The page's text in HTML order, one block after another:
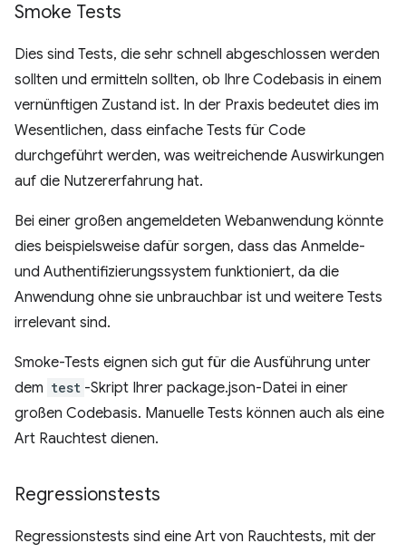
Smoke Tests
Dies sind Tests, die sehr schnell abgeschlossen werden
sollten und ermitteln sollten, ob Ihre Codebasis in einem
vernünftigen Zustand ist. In der Praxis bedeutet dies im
Wesentlichen, dass einfache Tests für Code
durchgeführt werden, was weitreichende Auswirkungen
auf die Nutzererfahrung hat.
Bei einer großen angemeldeten Webanwendung könnte
dies beispielsweise dafür sorgen, dass das Anmelde-
und Authentifizierungssystem funktioniert, da die
Anwendung ohne sie unbrauchbar ist und weitere Tests
irrelevant sind.
Smoke-Tests eignen sich gut für die Ausführung unter
dem test -Skript Ihrer package.json-Datei in einer
großen Codebasis. Manuelle Tests können auch als eine
Art Rauchtest dienen.
Regressionstests
Regressionstests sind eine Art von Rauchtests, mit der